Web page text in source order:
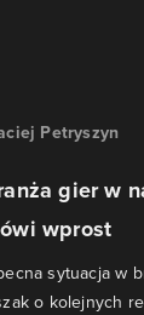
Petryszyn
gier w
wprost
sytuacja w
o kolejnych